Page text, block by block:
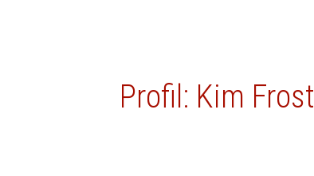
Profil: Kim Frost